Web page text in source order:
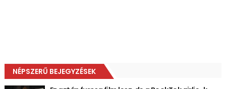
NÉPSZERŰ BEJEGYZÉSEK